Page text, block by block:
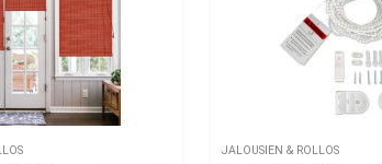
JALOUSIEN & ROLLOS